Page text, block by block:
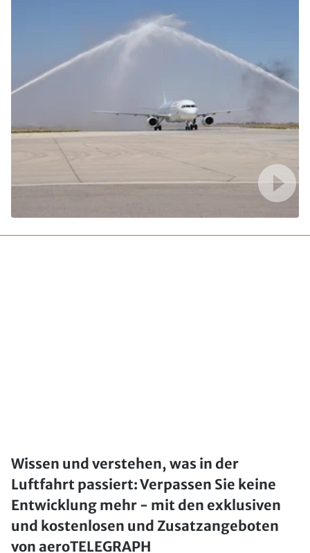
Wissen und verstehen, was in der
Luftfahrt passiert: Verpassen Sie keine
Entwicklung mehr - mit den exklusiven
und kostenlosen und Zusatzangeboten
von aeroTELEGRAPH